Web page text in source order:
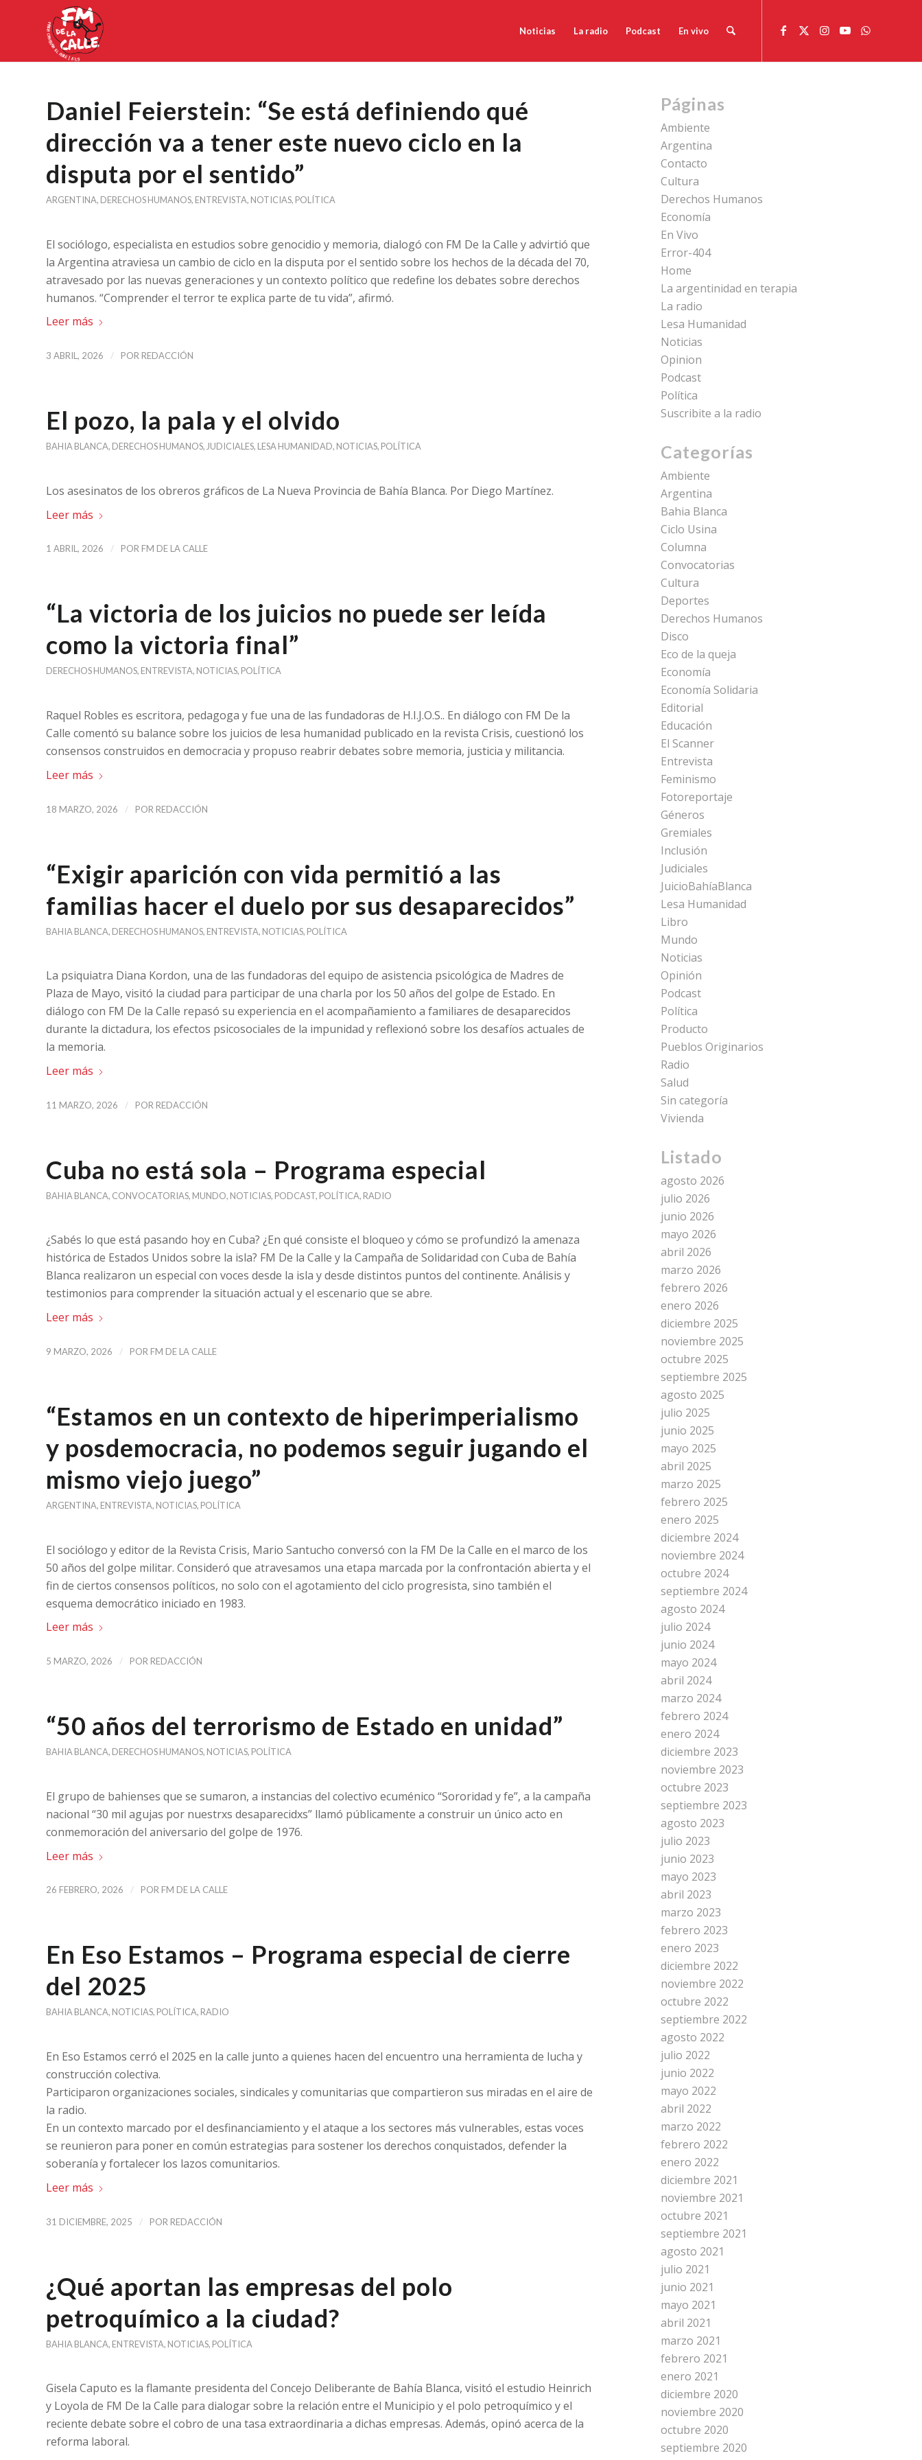
Noticias La radio Podcast En vivo
Daniel Feierstein: “Se está definiendo qué
dirección va a tener este nuevo ciclo en la
disputa por el sentido”
ARGENTINA, DERECHOS HUMANOS, ENTREVISTA, NOTICIAS, POLÍTICA
El sociólogo, especialista en estudios sobre genocidio y memoria, dialogó con FM De la Calle y advirtió que
la Argentina atraviesa un cambio de ciclo en la disputa por el sentido sobre los hechos de la década del 70,
atravesado por las nuevas generaciones y un contexto político que redefine los debates sobre derechos
humanos. “Comprender el terror te explica parte de tu vida”, afirmó.
Leer más
3 ABRIL, 2026 / POR REDACCIÓN
El pozo, la pala y el olvido
BAHIA BLANCA, DERECHOS HUMANOS, JUDICIALES, LESA HUMANIDAD, NOTICIAS, POLÍTICA
Los asesinatos de los obreros gráficos de La Nueva Provincia de Bahía Blanca. Por Diego Martínez.
Leer más
1 ABRIL, 2026 / POR FM DE LA CALLE
“La victoria de los juicios no puede ser leída
como la victoria final”
DERECHOS HUMANOS, ENTREVISTA, NOTICIAS, POLÍTICA
Raquel Robles es escritora, pedagoga y fue una de las fundadoras de H.I.J.O.S.. En diálogo con FM De la
Calle comentó su balance sobre los juicios de lesa humanidad publicado en la revista Crisis, cuestionó los
consensos construidos en democracia y propuso reabrir debates sobre memoria, justicia y militancia.
Leer más
18 MARZO, 2026 / POR REDACCIÓN
“Exigir aparición con vida permitió a las
familias hacer el duelo por sus desaparecidos”
BAHIA BLANCA, DERECHOS HUMANOS, ENTREVISTA, NOTICIAS, POLÍTICA
La psiquiatra Diana Kordon, una de las fundadoras del equipo de asistencia psicológica de Madres de
Plaza de Mayo, visitó la ciudad para participar de una charla por los 50 años del golpe de Estado. En
diálogo con FM De la Calle repasó su experiencia en el acompañamiento a familiares de desaparecidos
durante la dictadura, los efectos psicosociales de la impunidad y reflexionó sobre los desafíos actuales de
la memoria.
Leer más
11 MARZO, 2026 / POR REDACCIÓN
Cuba no está sola – Programa especial
BAHIA BLANCA, CONVOCATORIAS, MUNDO, NOTICIAS, PODCAST, POLÍTICA, RADIO
¿Sabés lo que está pasando hoy en Cuba? ¿En qué consiste el bloqueo y cómo se profundizó la amenaza
histórica de Estados Unidos sobre la isla? FM De la Calle y la Campaña de Solidaridad con Cuba de Bahía
Blanca realizaron un especial con voces desde la isla y desde distintos puntos del continente. Análisis y
testimonios para comprender la situación actual y el escenario que se abre.
Leer más
9 MARZO, 2026 / POR FM DE LA CALLE
“Estamos en un contexto de hiperimperialismo
y posdemocracia, no podemos seguir jugando el
mismo viejo juego”
ARGENTINA, ENTREVISTA, NOTICIAS, POLÍTICA
El sociólogo y editor de la Revista Crisis, Mario Santucho conversó con la FM De la Calle en el marco de los
50 años del golpe militar. Consideró que atravesamos una etapa marcada por la confrontación abierta y el
fin de ciertos consensos políticos, no solo con el agotamiento del ciclo progresista, sino también el
esquema democrático iniciado en 1983.
Leer más
5 MARZO, 2026 / POR REDACCIÓN
“50 años del terrorismo de Estado en unidad”
BAHIA BLANCA, DERECHOS HUMANOS, NOTICIAS, POLÍTICA
El grupo de bahienses que se sumaron, a instancias del colectivo ecuménico “Sororidad y fe”, a la campaña
nacional “30 mil agujas por nuestrxs desaparecidxs” llamó públicamente a construir un único acto en
conmemoración del aniversario del golpe de 1976.
Leer más
26 FEBRERO, 2026 / POR FM DE LA CALLE
En Eso Estamos – Programa especial de cierre
del 2025
BAHIA BLANCA, NOTICIAS, POLÍTICA, RADIO
En Eso Estamos cerró el 2025 en la calle junto a quienes hacen del encuentro una herramienta de lucha y
construcción colectiva.
Participaron organizaciones sociales, sindicales y comunitarias que compartieron sus miradas en el aire de
la radio.
En un contexto marcado por el desfinanciamiento y el ataque a los sectores más vulnerables, estas voces
se reunieron para poner en común estrategias para sostener los derechos conquistados, defender la
soberanía y fortalecer los lazos comunitarios.
Leer más
31 DICIEMBRE, 2025 / POR REDACCIÓN
¿Qué aportan las empresas del polo
petroquímico a la ciudad?
BAHIA BLANCA, ENTREVISTA, NOTICIAS, POLÍTICA
Gisela Caputo es la flamante presidenta del Concejo Deliberante de Bahía Blanca, visitó el estudio Heinrich
y Loyola de FM De la Calle para dialogar sobre la relación entre el Municipio y el polo petroquímico y el
reciente debate sobre el cobro de una tasa extraordinaria a dichas empresas. Además, opinó acerca de la
reforma laboral.
Páginas
Ambiente
Argentina
Contacto
Cultura
Derechos Humanos
Economía
En Vivo
Error-404
Home
La argentinidad en terapia
La radio
Lesa Humanidad
Noticias
Opinion
Podcast
Política
Suscribite a la radio
Categorías
Ambiente
Argentina
Bahia Blanca
Ciclo Usina
Columna
Convocatorias
Cultura
Deportes
Derechos Humanos
Disco
Eco de la queja
Economía
Economía Solidaria
Editorial
Educación
El Scanner
Entrevista
Feminismo
Fotoreportaje
Géneros
Gremiales
Inclusión
Judiciales
JuicioBahíaBlanca
Lesa Humanidad
Libro
Mundo
Noticias
Opinión
Podcast
Política
Producto
Pueblos Originarios
Radio
Salud
Sin categoría
Vivienda
Listado
agosto 2026
julio 2026
junio 2026
mayo 2026
abril 2026
marzo 2026
febrero 2026
enero 2026
diciembre 2025
noviembre 2025
octubre 2025
septiembre 2025
agosto 2025
julio 2025
junio 2025
mayo 2025
abril 2025
marzo 2025
febrero 2025
enero 2025
diciembre 2024
noviembre 2024
octubre 2024
septiembre 2024
agosto 2024
julio 2024
junio 2024
mayo 2024
abril 2024
marzo 2024
febrero 2024
enero 2024
diciembre 2023
noviembre 2023
octubre 2023
septiembre 2023
agosto 2023
julio 2023
junio 2023
mayo 2023
abril 2023
marzo 2023
febrero 2023
enero 2023
diciembre 2022
noviembre 2022
octubre 2022
septiembre 2022
agosto 2022
julio 2022
junio 2022
mayo 2022
abril 2022
marzo 2022
febrero 2022
enero 2022
diciembre 2021
noviembre 2021
octubre 2021
septiembre 2021
agosto 2021
julio 2021
junio 2021
mayo 2021
abril 2021
marzo 2021
febrero 2021
enero 2021
diciembre 2020
noviembre 2020
octubre 2020
septiembre 2020